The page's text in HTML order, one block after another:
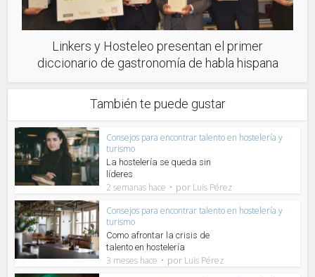
Linkers y Hosteleo presentan el primer
diccionario de gastronomía de habla hispana
También te puede gustar
Consejos para encontrar talento en hostelería y
turismo
La hostelería se queda sin
líderes
2 semanas hace por Luis Pérez
Consejos para encontrar talento en hostelería y
turismo
Como afrontar la crisis de
talento en hostelería
3 meses hace por Luis Pérez